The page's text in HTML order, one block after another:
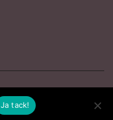
Ja tack!